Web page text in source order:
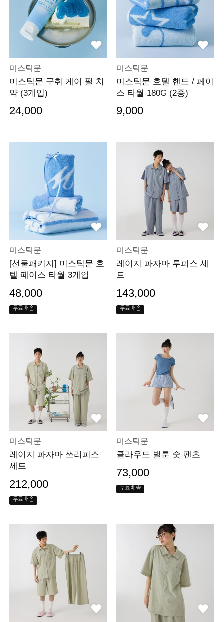
미스틱문
미스틱문 구취 케어 펄 치
약 (3개입)
24,000
미스틱문
미스틱문 호텔 핸드 / 페이
스 타월 180G (2종)
9,000
미스틱문
[선물패키지] 미스틱문 호
텔 페이스 타월 3개입
48,000
무료배송
미스틱문
레이지 파자마 투피스 세
트
143,000
무료배송
미스틱문
레이지 파자마 쓰리피스
세트
212,000
무료배송
미스틱문
클라우드 벌룬 숏 팬츠
73,000
무료배송